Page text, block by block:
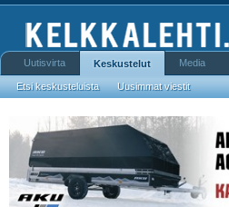
Uutisvirta Keskustelut
Etsi keskusteluista Uusimmat viestit
Media